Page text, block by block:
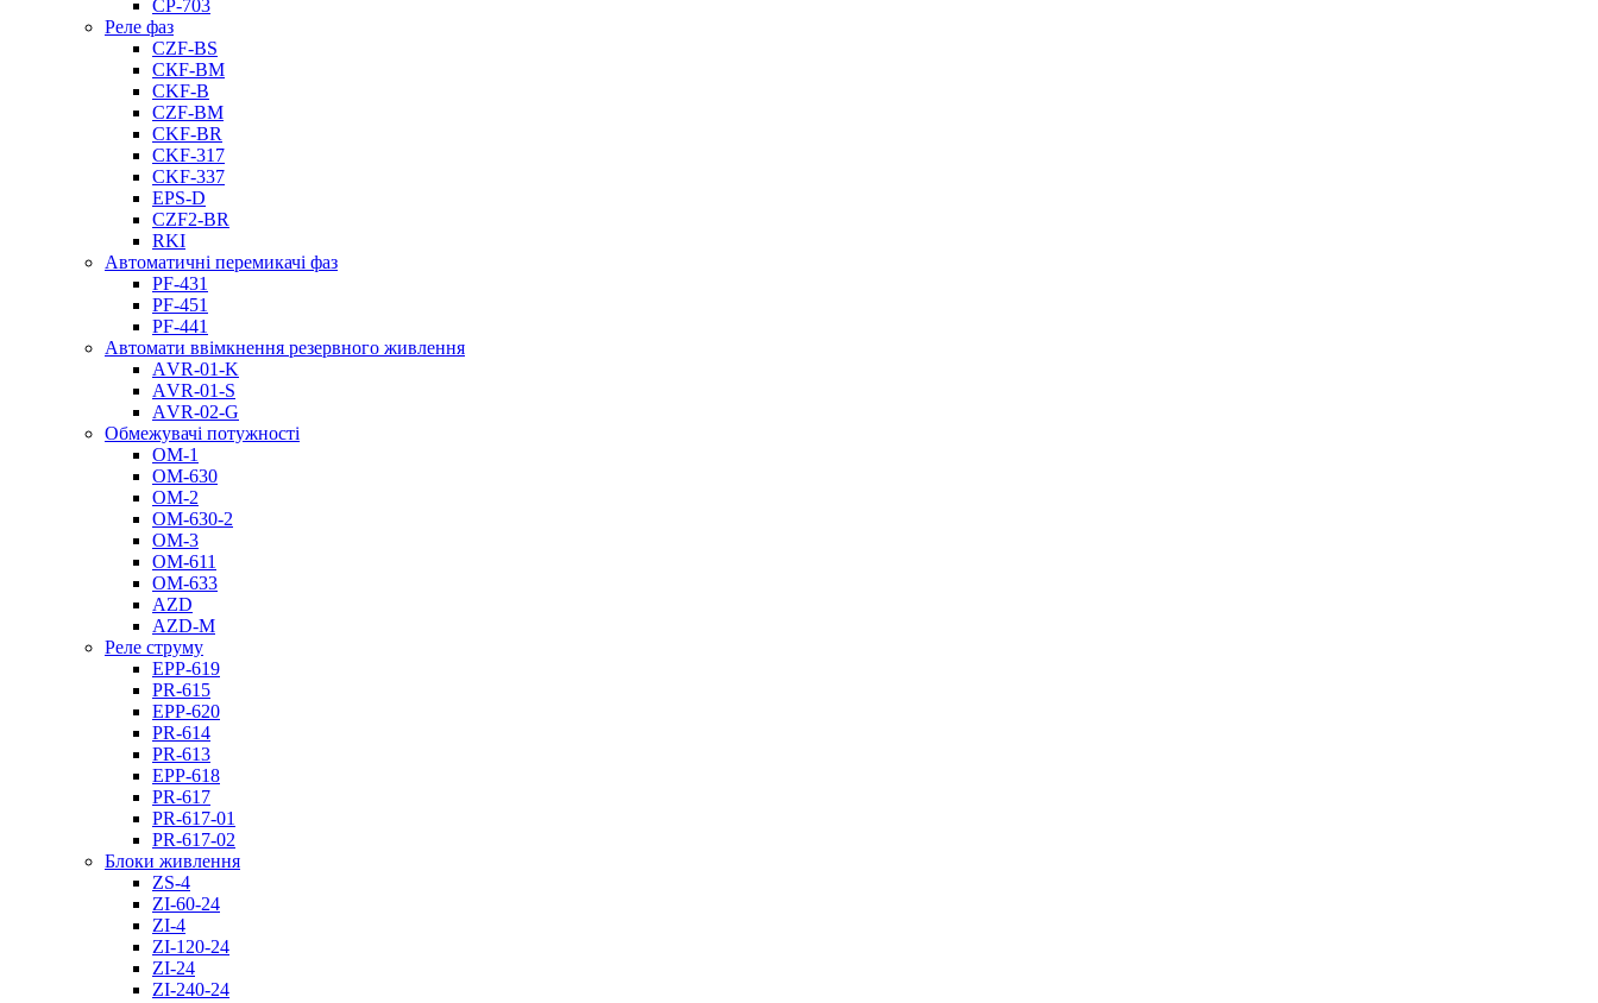
CP-703
Реле фаз
CZF-BS
CКF-BM
CKF-B
CZF-BM
CKF-BR
CKF-317
CKF-337
EPS-D
CZF2-BR
RKI
Автоматичні перемикачі фаз
PF-431
PF-451
PF-441
Автомати ввімкнення резервного живлення
АVR-01-K
АVR-01-S
АVR-02-G
Обмежувачі потужності
ОМ-1
ОМ-630
ОМ-2
ОМ-630-2
ОМ-3
ОМ-611
ОМ-633
AZD
AZD-M
Реле струму
EPP-619
PR-615
EPP-620
PR-614
PR-613
EPP-618
PR-617
PR-617-01
PR-617-02
Блоки живлення
ZS-4
ZI-60-24
ZI-4
ZI-120-24
ZI-24
ZI-240-24